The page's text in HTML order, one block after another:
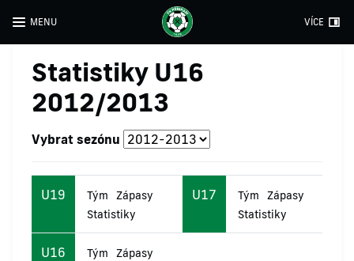
MENU VÍCE
Statistiky U16
2012/2013
Vybrat sezónu
U19 Tým
Zápasy
Statistiky
U17 Tým
Zápasy
Statistiky
U16 Tým
Zápasy